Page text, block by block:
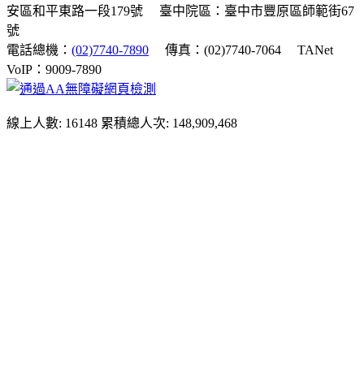
安區和平東路一段179號
臺中院區：臺中市豐原區師範街67
號
電話總機： (02)7740-7890 傳真：(02)7740-7064
TANet
VoIP：9009-7890
線上人數: 16148 累積總人次: 148,909,468